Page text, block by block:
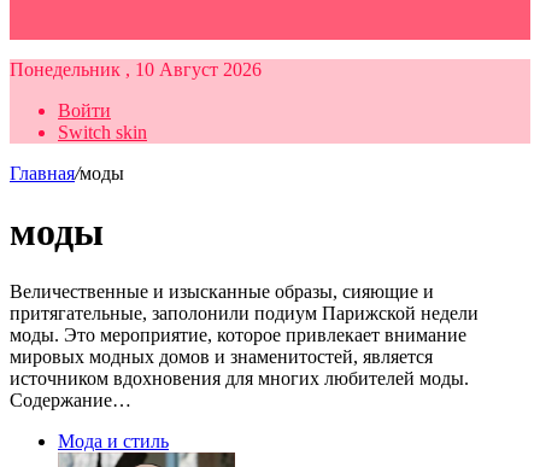
Понедельник , 10 Август 2026
Войти
Switch skin
Главная/моды
моды
Величественные и изысканные образы, сияющие и
притягательные, заполонили подиум Парижской недели
моды. Это мероприятие, которое привлекает внимание
мировых модных домов и знаменитостей, является
источником вдохновения для многих любителей моды.
Содержание…
Мода и стиль